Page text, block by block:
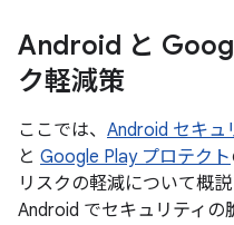
Android と
ク軽減策
ここでは、 Android セキュ
と Google Play プロテクト
リスクの軽減について概
Android でセキュリティ